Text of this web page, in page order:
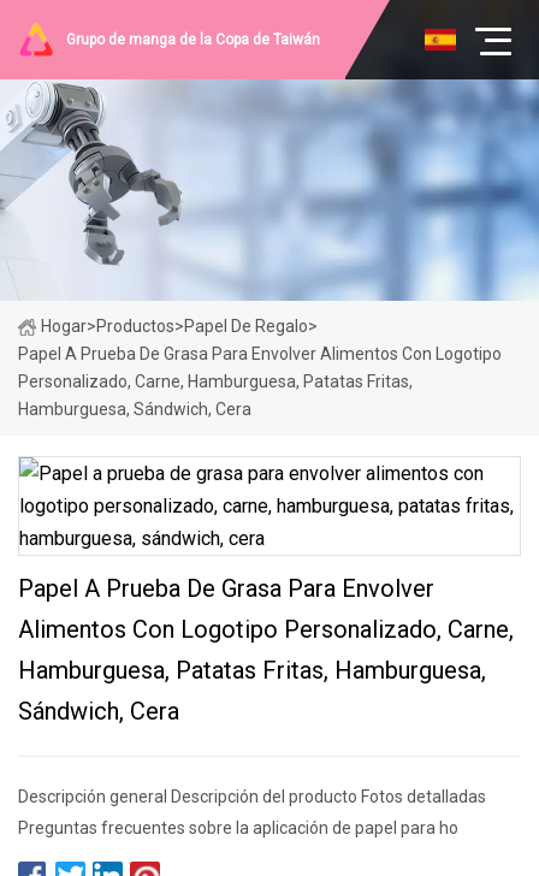
Grupo de manga de la Copa de Taiwán
Hogar>Productos>Papel De Regalo>
Papel A Prueba De Grasa Para Envolver Alimentos Con Logotipo
Personalizado, Carne, Hamburguesa, Patatas Fritas,
Hamburguesa, Sándwich, Cera
Papel A Prueba De Grasa Para Envolver
Alimentos Con Logotipo Personalizado, Carne,
Hamburguesa, Patatas Fritas, Hamburguesa,
Sándwich, Cera
Descripción general Descripción del producto Fotos detalladas
Preguntas frecuentes sobre la aplicación de papel para ho